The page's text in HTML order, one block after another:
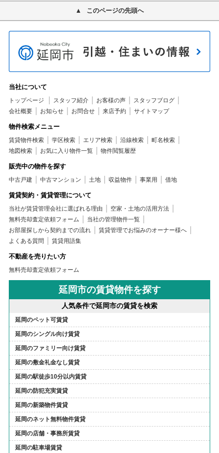
このページの先頭へ
当社について
トップページ スタッフ紹介 お客様の声
スタッフブログ
会社概要
お知らせ お問合せ 来店予約 サイトマップ
物件検索メニュー
賃貸物件検索 学区検索 エリア検索 沿線検索
町名検索
地図検索
お気に入り物件一覧 物件閲覧履歴
販売中の物件を探す
中古戸建 中古マンション 土地 収益物件 事業用 借地
賃貸契約・賃貸管理について
当社が賃貸管理会社に選ばれる理由
空家・土地の活用方法
無料売却査定依頼フォーム
当社の管理物件一覧
お部屋探しから契約までの流れ
賃貸管理でお悩みのオーナー様へ
よくある質問
賃貸用語集
不動産を売りたい方
無料売却査定依頼フォーム
延岡市の賃貸物件を探す
人気条件で延岡市の賃貸を検索
延岡のペット可賃貸
延岡のシングル向け賃貸
延岡のファミリー向け賃貸
延岡の敷金礼金なし賃貸
延岡の駅徒歩10分以内賃貸
延岡の防犯充実賃貸
延岡の新築物件賃貸
延岡のネット無料物件賃貸
延岡の店舗・事務所賃貸
延岡の駐車場賃貸